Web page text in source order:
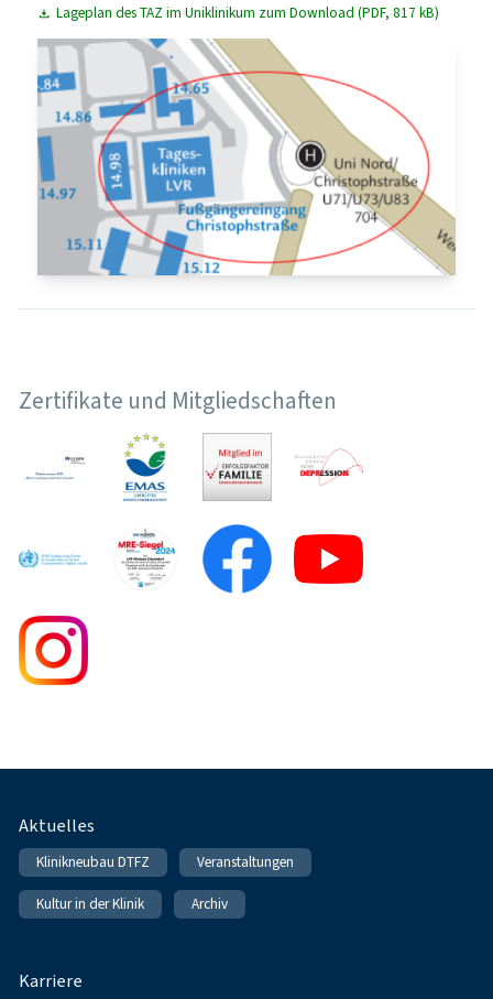
Lageplan des TAZ im Uniklinikum zum Download (PDF, 817 kB)
Zertifikate und Mitgliedschaften
Fußnavigation
Aktuelles
Klinikneubau DTFZ Veranstaltungen
Kultur in der Klinik Archiv
Karriere